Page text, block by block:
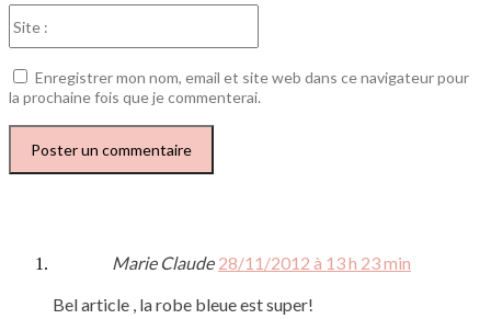
Marie Claude 28/11/2012 à 13 h 23 min
Bel article , la robe bleue est super!
Enregistrer mon nom, email et site web dans ce navigateur pour
la prochaine fois que je commenterai.